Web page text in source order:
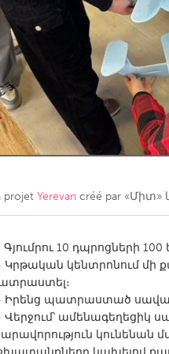
Kingston
South
Lumpur
projet Yerevan créé par «Միտ»
Գյումրու 10 դպրոցների
Կրթական կենտրոնում մի
Իրենց պատրաստած
Վերջում՝
կունենան